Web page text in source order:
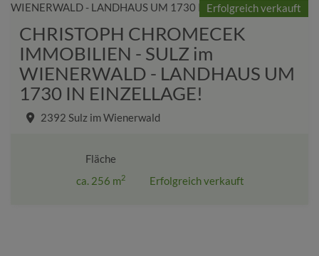
Erfolgreich verkauft
CHRISTOPH CHROMECEK
IMMOBILIEN - SULZ im
WIENERWALD - LANDHAUS UM
1730 IN EINZELLAGE!
2392 Sulz im Wienerwald
Fläche
ca. 256 m2 Erfolgreich verkauft